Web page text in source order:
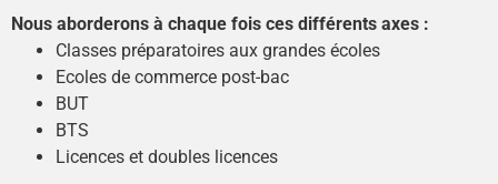
Nous aborderons à chaque fois ces différents axes :
Classes préparatoires aux grandes écoles
Ecoles de commerce post-bac
BUT
BTS
Licences et doubles licences